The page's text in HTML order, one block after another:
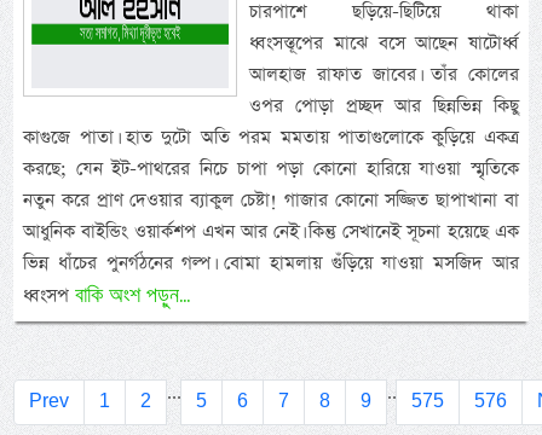
চারপাশে ছড়িয়ে-ছিটিয়ে থাকা
ধ্বংসস্তূপের মাঝে বসে আছেন ষাটোর্ধ্ব
আলহাজ রাফাত জাবের। তাঁর কোলের
ওপর পোড়া প্রচ্ছদ আর ছিন্নভিন্ন কিছু
কাগুজে পাতা। হাত দুটো অতি পরম মমতায় পাতাগুলোকে কুড়িয়ে একত্র
করছে; যেন ইট-পাথরের নিচে চাপা পড়া কোনো হারিয়ে যাওয়া স্মৃতিকে
নতুন করে প্রাণ দেওয়ার ব্যাকুল চেষ্টা! গাজার কোনো সজ্জিত ছাপাখানা বা
আধুনিক বাইন্ডিং ওয়ার্কশপ এখন আর নেই। কিন্তু সেখানেই সূচনা হয়েছে এক
ভিন্ন ধাঁচের পুনর্গঠনের গল্প। বোমা হামলায় গুঁড়িয়ে যাওয়া মসজিদ আর
ধ্বংসপবাকি অংশ পড়ুন...
Prev 1 2 ... 5 6 7 8 9 .. 575 576